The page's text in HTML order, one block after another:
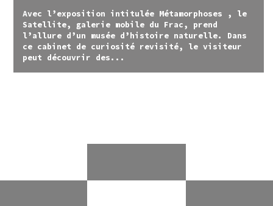
Avec l’exposition intitulée Métamorphoses , le
Satellite, galerie mobile du Frac, prend
l’allure d’un musée d’histoire naturelle. Dans
ce cabinet de curiosité revisité, le visiteur
peut découvrir des...